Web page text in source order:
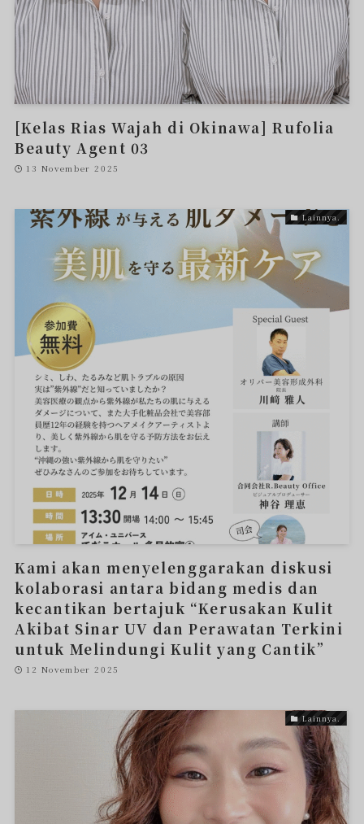
[Kelas Rias Wajah di Okinawa] Rufolia
Beauty Agent 03
13 November 2025
Lainnya.
Kami akan menyelenggarakan diskusi
kolaborasi antara bidang medis dan
kecantikan bertajuk “Kerusakan Kulit
Akibat Sinar UV dan Perawatan Terkini
untuk Melindungi Kulit yang Cantik”
12 November 2025
Lainnya.